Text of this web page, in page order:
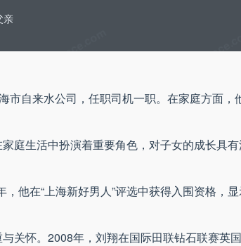
亲
市自来水公司，任职司机一职。在家庭方面，
庭生活中扮演着重要角色，对子女的成长具
他在“上海新好男人”评选中获得入围资格，
关怀。2008年，刘翔在国际田联钻石联赛英